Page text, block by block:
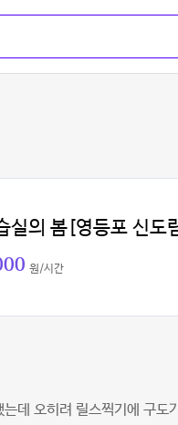
실의 봄[영등포 신도
원/시간
데 오히려 릴스찍기에 구도